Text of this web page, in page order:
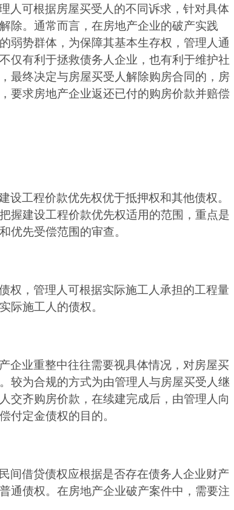
人可根据房屋买受人的不同诉求，针对具体
除。通常而言，在房地产企业的破产实践
弱势群体，为保障其基本生存权，管理人通
仅有利于拯救债务人企业，也有利于维护社
最终决定与房屋买受人解除购房合同的，房
要求房地产企业返还已付的购房价款并赔偿
设工程价款优先权优于抵押权和其他债权。
握建设工程价款优先权适用的范围，重点是
优先受偿范围的审查。
权，管理人可根据实际施工人承担的工程量
际施工人的债权。
企业重整中往往需要视具体情况，对房屋买
较为合规的方式为由管理人与房屋买受人继
交齐购房价款，在续建完成后，由管理人向
付定金债权的目的。
间借贷债权应根据是否存在债务人企业财产
通债权。在房地产企业破产案件中，需要注